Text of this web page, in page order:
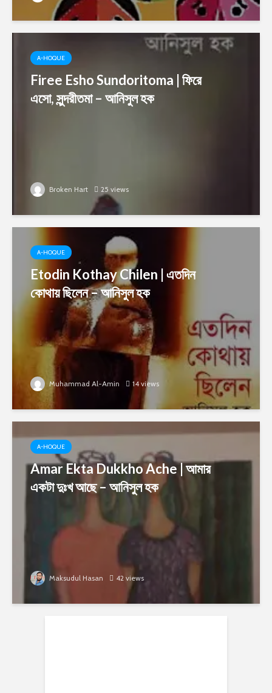
A-HOQUE
Firee Esho Sundoritoma | ফিরে
এসো, সুন্দরীতমা – আনিসুল হক
Broken Hart 25 views
A-HOQUE
Etodin Kothay Chilen | এতদিন
কোথায় ছিলেন – আনিসুল হক
Muhammad Al-Amin 14 views
A-HOQUE
Amar Ekta Dukkho Ache | আমার
একটা দুঃখ আছে – আনিসুল হক
Maksudul Hasan 42 views